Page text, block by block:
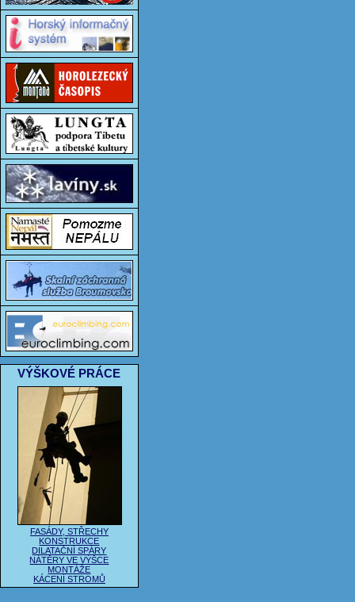
VÝŠKOVÉ PRÁCE
FASÁDY, STŘECHY
KONSTRUKCE
DILATAČNÍ SPÁRY
NÁTĚRY VE VÝŠCE
MONTÁŽE
KÁCENÍ STROMŮ